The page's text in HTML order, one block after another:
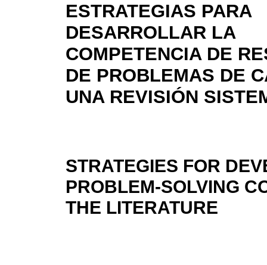
ESTRATEGIAS PARA
DESARROLLAR LA
COMPETENCIA DE
DE PROBLEMAS DE
UNA REVISIÓN
STRATEGIES FOR
PROBLEM-SOLVING
THE LITERATURE